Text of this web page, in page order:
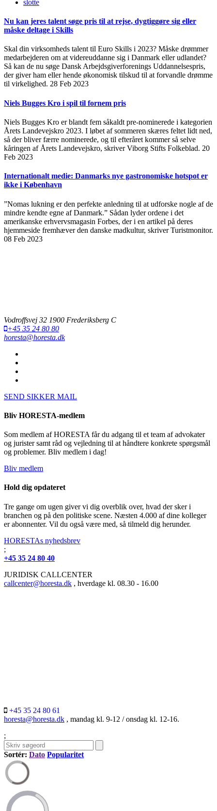
slotte
Nu kan jeres talent søge pris til at rejse, dygtiggøre sig eller
måske deltage i Skills
Skal din virksomheds talent til Euro Skills i 2023? Måske drømmer
medarbejderen om at videreuddanne sig i Danmark eller udlandet?
Så kan de nu søge Dansk Arbejdsgiverforenings Uddannelsespris,
der giver ham eller hende økonomisk tilskud til at forvandle drømme
til virkelighed. 28 Feb 2023
Niels Bugges Kro i spil til fornem pris
Niels Bugges Kro er blandt fem såkaldt pre-nominerede i kategorien
Årets Landevejskro 2023. I løbet af sommeren skæres feltet lidt ned,
så der bliver færre nominerede, og til efteråret kommer så selve
kåringen af Årets Landevejskro, skriver Viborg Stifts Folkeblad. 20
Feb 2023
Internationalt medie: Danmarks nye gastronomiske hotspot er
ikke i København
”Nomas lukning er den perfekte anledning til at udforske nogle af de
mindre kendte egne af Danmark.” Sådan lyder ordene i det
amerikanske erhvervsmagasin Forbes, der i en artikel på deres
hjemmeside fremhæver den danske madkultur, skriver Turistmonitor.
08 Feb 2023
Vodroffsvej 32 1900 Frederiksberg C
+45 35 24 80 80
horesta@horesta.dk
SEND SIKKER MAIL
Bliv HORESTA-medlem
Som medlem af HORESTA får du adgang til et team af advokater
og jurister samt råd og vejledning til at håndtere konkrete spørgsmål
og problemer. Bliv medlem i dag!
Bliv medlem
Hold dig opdateret
Tre gange om ugen giver vi dig overblik over, hvad der sker i
branchen og på den politiske scene. Næsten 4.000 af dine kolleger
er abonnenter. Vil du også være med, så tilmeld dig herunder.
HORESTAs nyhedsbrev
;
+45 35 24 80 40
JURIDISK CALLCENTER
callcenter@horesta.dk , hverdage kl. 08.30 - 16.00
+45 35 24 80 61
horesta@horesta.dk , mandag kl. 9-12 / onsdag kl. 12-16.
;
Sortér: Dato Popularitet